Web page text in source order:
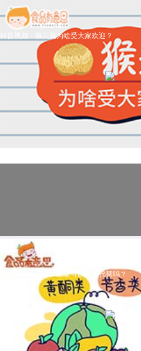
科普视频：猴头菇为啥受大家欢迎？
科普视频：水果、蔬菜可以互相代替吗？